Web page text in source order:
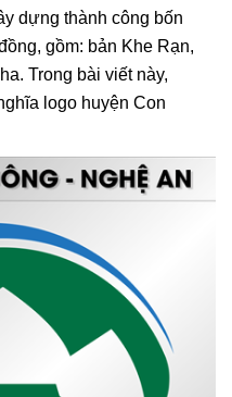
dựng thành công bốn
gồm: bản Khe Rạn,
Trong bài viết này,
logo huyện Con